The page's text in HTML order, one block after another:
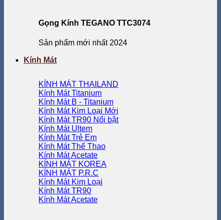
Gọng Kính TEGANO TTC3074
Sản phẩm mới nhất 2024
Kính Mát
KÍNH MÁT THAILAND
Kính Mát Titanium
Kính Mát B - Titanium
Kính Mát Kim Loại
Kính Mát TR90
Kính Mát Ultem
Kính Mát Trẻ Em
Kính Mát Thể Thao
Kính Mát Acetate
KÍNH MÁT KOREA
KÍNH MÁT P.R.C
Kính Mát Kim Loại
Kính Mát TR90
Kính Mát Acetate